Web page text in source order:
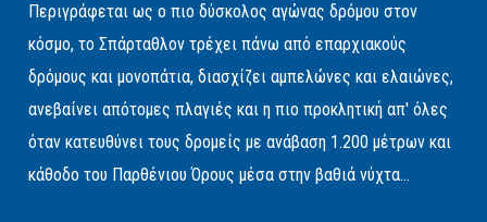
Περιγράφεται ως ο πιο δύσκολος αγώνας δρόμου στον
κόσμο, το Σπάρταθλον τρέχει πάνω από επαρχιακούς
δρόμους και μονοπάτια, διασχίζει αμπελώνες και ελαιώνες,
ανεβαίνει απότομες πλαγιές και η πιο προκλητική απ' όλες
όταν κατευθύνει τους δρομείς με ανάβαση 1.200 μέτρων και
κάθοδο του Παρθένιου Όρους μέσα στην βαθιά νύχτα...